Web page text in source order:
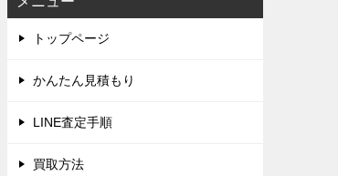
トップページ
かんたん見積もり
LINE査定手順
買取方法